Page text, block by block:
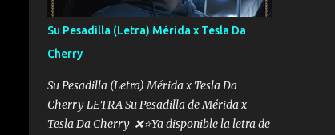
trucha mis plebes Música A veces me pongo
un sombrero a veces me ven la cachucha de
lado con la mirada siempre en alto A veces
me fajó una super o a veces me fajó una
Glock siempre armado todas las
generaciones yo traigo El chiste es que hago
Su Pesadilla (Letra) Mérida x Tesla Da
Cherry
Su Pesadilla (Letra) Mérida x Tesla Da
Cherry LETRA Su Pesadilla de Mérida x
Tesla Da Cherry ❌⭐Ya disponible la letra de